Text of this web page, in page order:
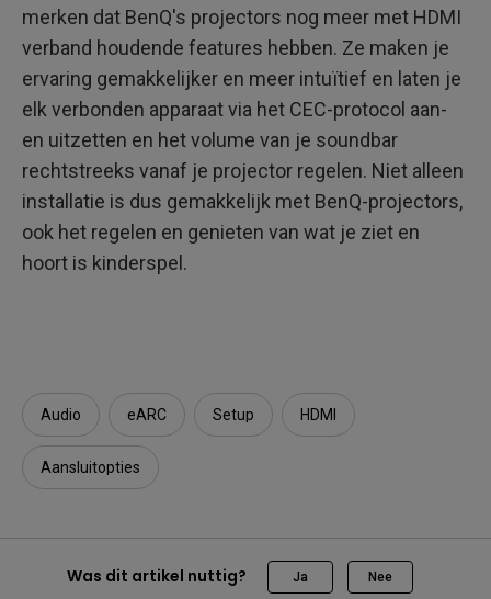
merken dat BenQ's projectors nog meer met HDMI
verband houdende features hebben. Ze maken je
ervaring gemakkelijker en meer intuïtief en laten je
elk verbonden apparaat via het CEC-protocol aan-
en uitzetten en het volume van je soundbar
rechtstreeks vanaf je projector regelen. Niet alleen
installatie is dus gemakkelijk met BenQ-projectors,
ook het regelen en genieten van wat je ziet en
hoort is kinderspel.
Audio eARC Setup HDMI
Aansluitopties
Was dit artikel nuttig? Ja Nee